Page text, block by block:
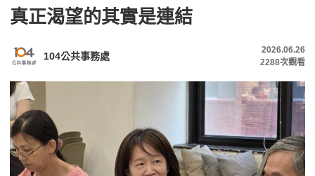
真正渴望的其實是連結
104公共事務處
2026.06.26
2288次觀看